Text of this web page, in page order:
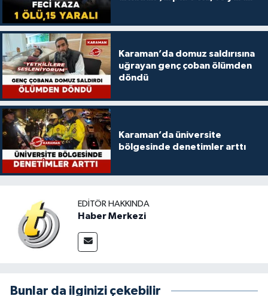
Karaman’da domuz saldırısına
uğrayan genç çoban ölümden
döndü
Karaman’da üniversite
bölgesinde denetimler arttı
EDITÖR HAKKINDA
Haber Merkezi
Bunlar da ilginizi çekebilir